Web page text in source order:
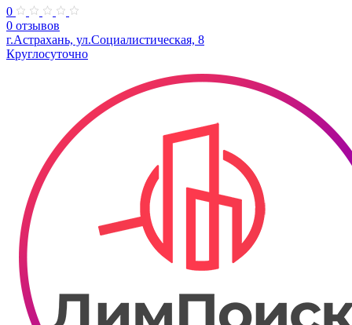
0
0 отзывов
г.Астрахань, ул.Социалистическая, 8
Круглосуточно